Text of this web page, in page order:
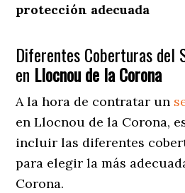
protección adecuada
Diferentes Coberturas del
en Llocnou de la Corona
A la hora de contratar un
en Llocnou de la Corona,
incluir las diferentes
para elegir la más
Corona.